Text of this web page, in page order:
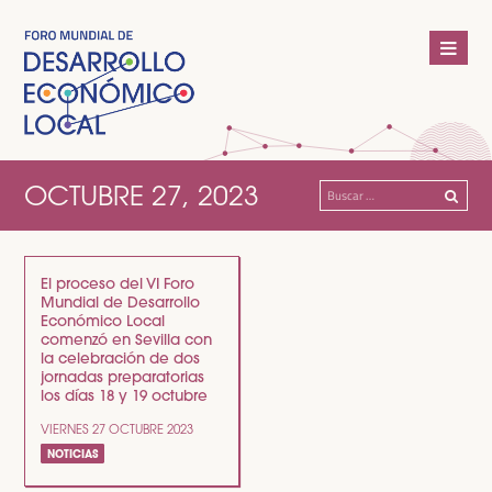
OCTUBRE 27, 2023 Buscar:
El proceso del VI Foro
Mundial de Desarrollo
Económico Local
comenzó en Sevilla con
la celebración de dos
jornadas preparatorias
los días 18 y 19 octubre
VIERNES 27 OCTUBRE 2023
NOTICIAS